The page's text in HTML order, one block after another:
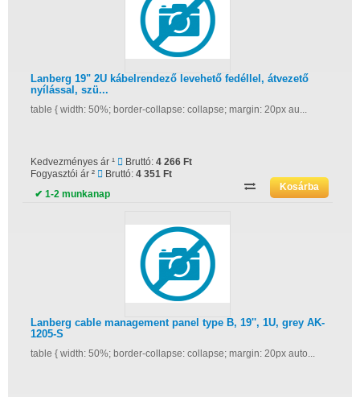
Lanberg 19" 2U kábelrendező levehető fedéllel, átvezető
nyílással, szü...
table { width: 50%; border-collapse: collapse; margin: 20px au...
Kedvezményes ár ¹ Bruttó: 4 266 Ft
Fogyasztói ár ²
Bruttó: 4 351 Ft
✔ 1-2 munkanap
Lanberg cable management panel type B, 19'', 1U, grey AK-
1205-S
table { width: 50%; border-collapse: collapse; margin: 20px auto...